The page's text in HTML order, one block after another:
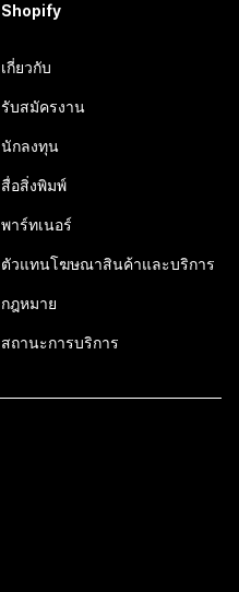
Shopify
เกี่ยวกับ
รับสมัครงาน
นักลงทุน
สื่อสิ่งพิมพ์
พาร์ทเนอร์
ตัวแทนโฆษณาสินค้าและบริการ
กฎหมาย
สถานะการบริการ